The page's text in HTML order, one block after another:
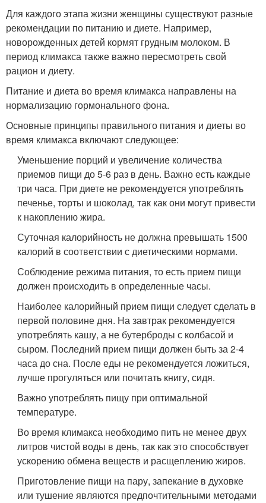
Для каждого этапа жизни женщины существуют разные
рекомендации по питанию и диете. Например,
новорожденных детей кормят грудным молоком. В
период климакса также важно пересмотреть свой
рацион и диету.
Питание и диета во время климакса направлены на
нормализацию гормонального фона.
Основные принципы правильного питания и диеты во
время климакса включают следующее:
Уменьшение порций и увеличение количества
приемов пищи до 5-6 раз в день. Важно есть каждые
три часа. При диете не рекомендуется употреблять
печенье, торты и шоколад, так как они могут привести
к накоплению жира.
Суточная калорийность не должна превышать 1500
калорий в соответствии с диетическими нормами.
Соблюдение режима питания, то есть прием пищи
должен происходить в определенные часы.
Наиболее калорийный прием пищи следует сделать в
первой половине дня. На завтрак рекомендуется
употреблять кашу, а не бутерброды с колбасой и
сыром. Последний прием пищи должен быть за 2-4
часа до сна. После еды не рекомендуется ложиться,
лучше прогуляться или почитать книгу, сидя.
Важно употреблять пищу при оптимальной
температуре.
Во время климакса необходимо пить не менее двух
литров чистой воды в день, так как это способствует
ускорению обмена веществ и расщеплению жиров.
Приготовление пищи на пару, запекание в духовке
или тушение являются предпочтительными методами